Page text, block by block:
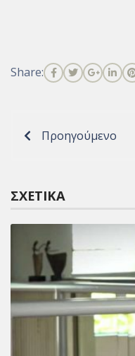
Share:
Προηγούμενο
ΣΧΕΤΙΚΆ